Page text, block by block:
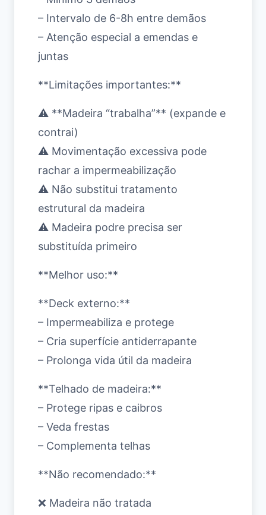
– Intervalo de 6-8h entre demãos
– Atenção especial a emendas e
juntas
**Limitações importantes:**
⚠️ **Madeira “trabalha”** (expande e
contrai)
⚠️ Movimentação excessiva pode
rachar a impermeabilização
⚠️ Não substitui tratamento
estrutural da madeira
⚠️ Madeira podre precisa ser
substituída primeiro
**Melhor uso:**
**Deck externo:**
– Impermeabiliza e protege
– Cria superfície antiderrapante
– Prolonga vida útil da madeira
**Telhado de madeira:**
– Protege ripas e caibros
– Veda frestas
– Complementa telhas
**Não recomendado:**
❌ Madeira não tratada